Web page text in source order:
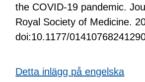
the COVID-19 pandemic.
Royal Society of Medicine.
doi:10.1177/
Detta inlägg på engelska